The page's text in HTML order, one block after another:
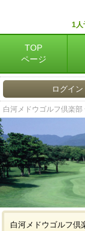
1人
TOP
ページ
ログイン
白河メドウゴルフ倶楽
白河メドウゴルフ倶